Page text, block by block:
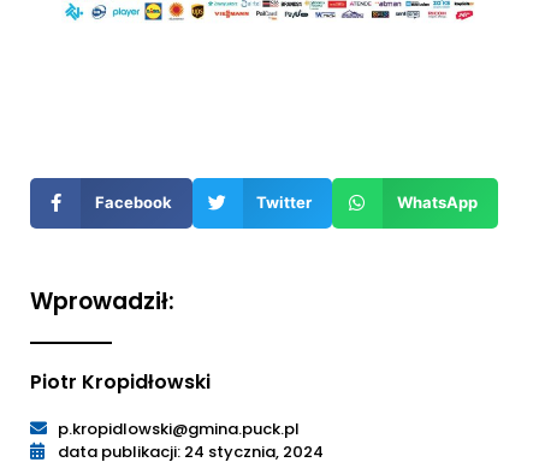
nowym
oknie
Facebook Twitter WhatsApp
Wprowadził:
Piotr Kropidłowski
p.kropidlowski@gmina.puck.pl
data publikacji: 24 stycznia, 2024